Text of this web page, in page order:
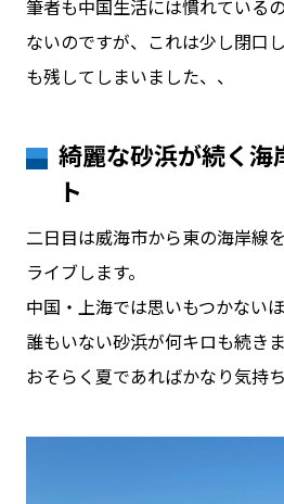
筆者も中国生活には慣れている
ないのですが、これは少し閉口
も残してしまいました、、
綺麗な砂浜が続く海
ト
二日目は威海市から東の海岸線
ライブします。
中国・上海では思いもつかない
誰もいない砂浜が何キロも続きま
おそらく夏であればかなり気持